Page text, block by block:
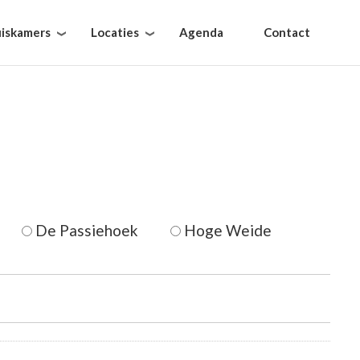
Locaties Agenda Contact
De Passiehoek Hoge Weide